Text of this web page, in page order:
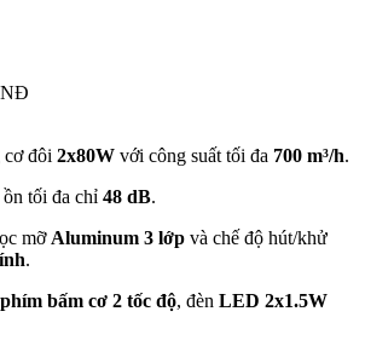
đôi 2x80W với công suất tối đa 700 m³/h.
tối đa chỉ 48 dB.
mỡ Aluminum 3 lớp và chế độ hút/khử
.
phím bấm cơ 2 tốc độ, đèn LED 2x1.5W